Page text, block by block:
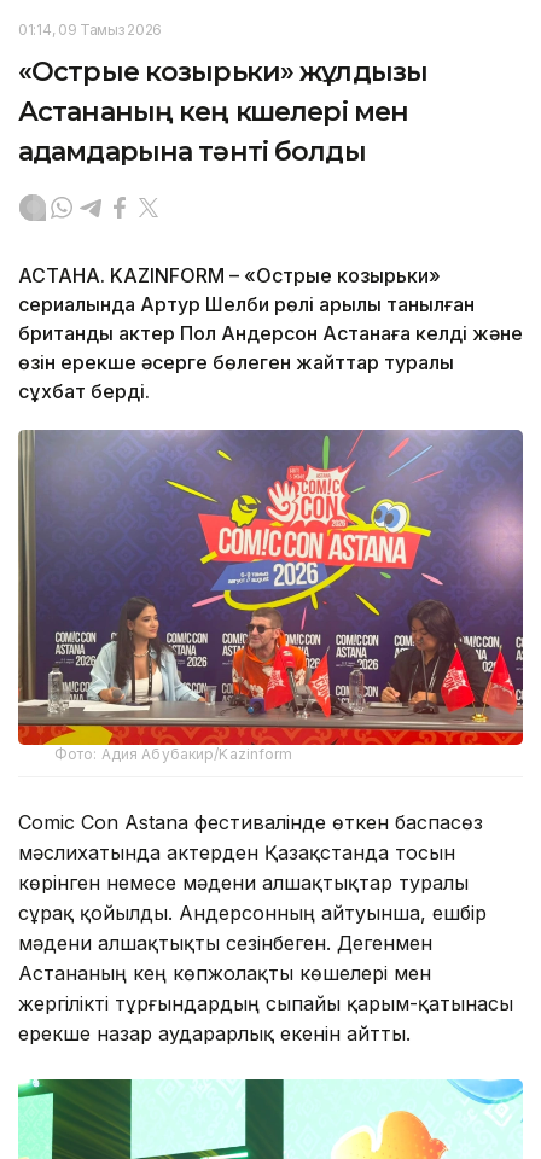
01:14, 09 Тамыз 2026
«Острые козырьки» жұлдызы
Астананың кең көшелері мен
адамдарына тәнті болды
АСТАНА. KAZINFORM – «Острые козырьки»
сериалында Артур Шелби рөлі арқылы танылған
британдық актер Пол Андерсон Астанаға келді және
өзін ерекше әсерге бөлеген жайттар туралы
сұхбат берді.
Фото: Адия Абубакир/Kazinform
Comic Con Astana фестивалінде өткен баспасөз
мәслихатында актерден Қазақстанда тосын
көрінген немесе мәдени алшақтықтар туралы
сұрақ қойылды. Андерсонның айтуынша, ешбір
мәдени алшақтықты сезінбеген. Дегенмен
Астананың кең көпжолақты көшелері мен
жергілікті тұрғындардың сыпайы қарым-қатынасы
ерекше назар аударарлық екенін айтты.